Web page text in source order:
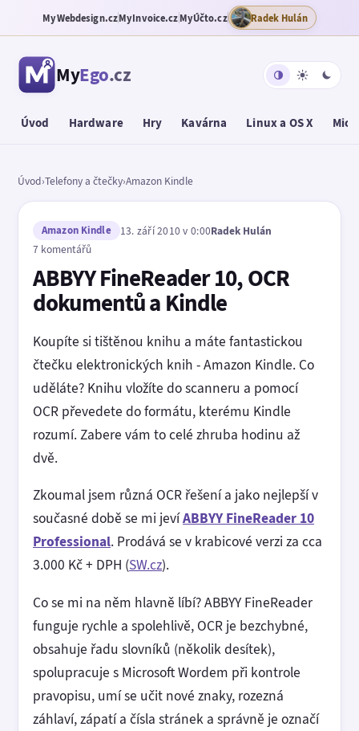
MyWebdesign.czMyInvoice.czMyÚčto.cz Radek Hulán
MyEgo.cz
Úvod Hardware Hry Kavárna Linux a OS X
Úvod›Telefony a čtečky›Amazon Kindle
Amazon Kindle 13. září 2010 v 0:00Radek Hulán
7 komentářů
ABBYY FineReader 10, OCR
dokumentů a Kindle
Koupíte si tištěnou knihu a máte fantastickou
čtečku elektronických knih - Amazon Kindle. Co
uděláte? Knihu vložíte do scanneru a pomocí
OCR převedete do formátu, kterému Kindle
rozumí. Zabere vám to celé zhruba hodinu až
dvě.
Zkoumal jsem různá OCR řešení a jako nejlepší v
současné době se mi jevíABBYY FineReader 10
Professional. Prodává se v krabicové verzi za cca
3.000 Kč + DPH (SW.cz).
Co se mi na něm hlavně líbí? ABBYY FineReader
funguje rychle a spolehlivě, OCR je bezchybné,
obsahuje řadu slovníků (několik desítek),
spolupracuje s Microsoft Wordem při kontrole
pravopisu, umí se učit nové znaky, rozezná
záhlaví, zápatí a čísla stránek a správně je označí